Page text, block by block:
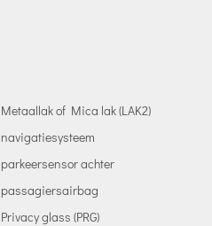
Metaallak of Mica lak (LAK2)
navigatiesysteem
parkeersensor achter
passagiersairbag
Privacy glass (PRG)